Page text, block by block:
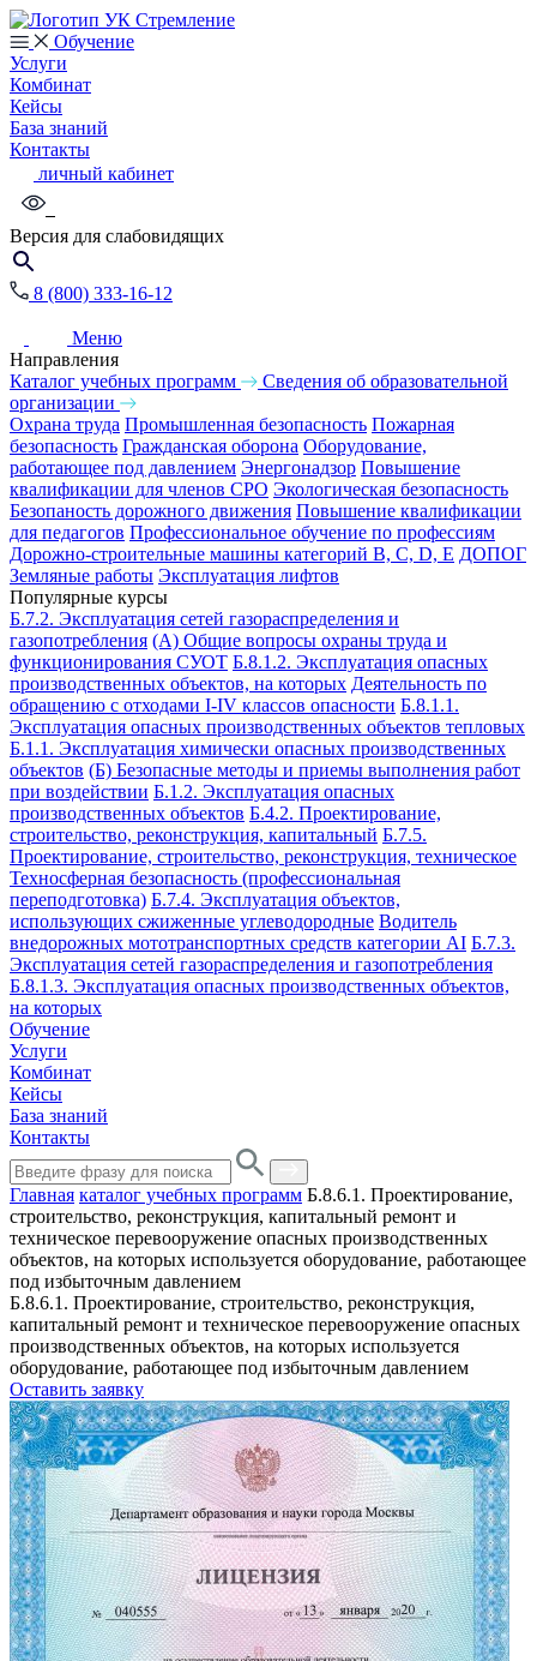
Обучение
Услуги
Комбинат
Кейсы
База знаний
Контакты
личный кабинет
Версия для слабовидящих
8 (800) 333-16-12
Меню
Направления
Каталог учебных программ
Сведения об образовательной
организации
Охрана труда Промышленная безопасность Пожарная
безопасность Гражданская оборона Оборудование,
работающее под давлением Энергонадзор Повышение
квалификации для членов СРО Экологическая безопасность
Безопаность дорожного движения Повышение квалификации
для педагогов Профессиональное обучение по профессиям
Дорожно-строительные машины категорий B, C, D, E ДОПОГ
Земляные работы Эксплуатация лифтов
Популярные курсы
Б.7.2. Эксплуатация сетей газораспределения и
газопотребления (А) Общие вопросы охраны труда и
функционирования СУОТ Б.8.1.2. Эксплуатация опасных
производственных объектов, на которых Деятельность по
обращению с отходами I-IV классов опасности Б.8.1.1.
Эксплуатация опасных производственных объектов тепловых
Б.1.1. Эксплуатация химически опасных производственных
объектов (Б) Безопасные методы и приемы выполнения работ
при воздействии Б.1.2. Эксплуатация опасных
производственных объектов Б.4.2. Проектирование,
строительство, реконструкция, капитальный Б.7.5.
Проектирование, строительство, реконструкция, техническое
Техносферная безопасность (профессиональная
переподготовка) Б.7.4. Эксплуатация объектов,
использующих сжиженные углеводородные Водитель
внедорожных мототранспортных средств категории АI Б.7.3.
Эксплуатация сетей газораспределения и газопотребления
Б.8.1.3. Эксплуатация опасных производственных объектов,
на которых
Обучение
Услуги
Комбинат
Кейсы
База знаний
Контакты
Главная каталог учебных программ Б.8.6.1. Проектирование,
строительство, реконструкция, капитальный ремонт и
техническое перевооружение опасных производственных
объектов, на которых используется оборудование, работающее
под избыточным давлением
Б.8.6.1. Проектирование, строительство, реконструкция,
капитальный ремонт и техническое перевооружение опасных
производственных объектов, на которых используется
оборудование, работающее под избыточным давлением
Оставить заявку